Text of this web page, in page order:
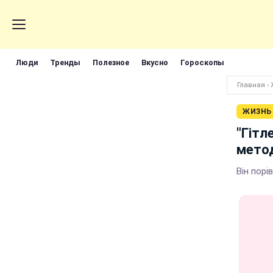
Люди Тренды Полезное Вкусно Гороскопы
Главная ›
ЖИЗНЬ
Він